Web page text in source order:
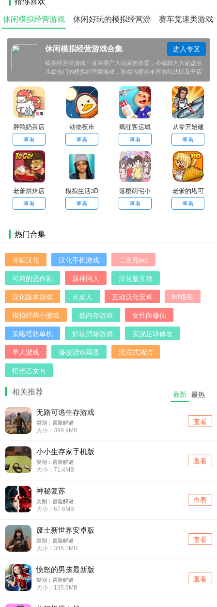
休闲模拟经营游戏
合集
休闲好玩的模拟经营游
戏大全
赛车竞速类游戏
大全
休闲模拟经营游戏合集
模拟经营类游戏一直深受广大玩家的喜爱，小编就为大家盘点
几款热门的模拟经营类游戏，游戏内拥有丰富的玩法以及开店
体验，合集内有超多此类型的游戏可供玩家挑选使用，感兴趣
的小伙伴欢迎点击下载体验！
进入专区
胖鸭奶茶店
游戏
查看
动物夜市
查看
疯狂客运城
查看
从零开始建
造工厂
查看
老爹烘焙店
查看
模拟生活3D
虚拟世界新
查看
落樱萌宅小
屋最新版
查看
老爹的塔可
店中文版
查看
热门合集
冷狐汉化 汉化手机游戏
二次元act
可莉的恶作剧
原神同人
汉化版互动
汉化版本游戏
火柴人 互动汉化安卓
fnf模组
模拟经营小游戏
低内存游戏
女性向修仙
策略塔防单机
好玩消除游戏
实况足球修改
单人游戏
修改游戏画质
沉浸式清洁
橙光乙女向
相关推荐 最新 最热
无路可逃生存游戏
类别：冒险解谜
大小：399.9MB
查看
小小生存家手机版
类别：冒险解谜
大小：71.4MB
查看
神秘复苏
类别：冒险解谜
大小：67.6MB
查看
废土新世界安卓版
类别：冒险解谜
大小：345.1MB
查看
愤怒的男孩最新版
类别：冒险解谜
大小：135.5MB
查看